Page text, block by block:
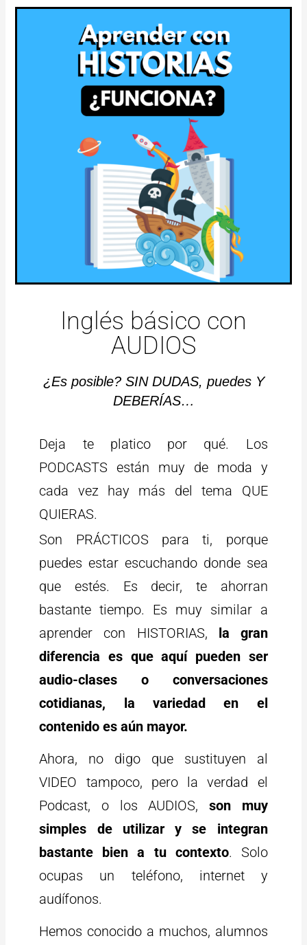
Inglés básico con
AUDIOS
¿Es posible? SIN DUDAS, puedes Y
DEBERÍAS…
Deja te platico por qué. Los
PODCASTS están muy de moda y
cada vez hay más del tema QUE
QUIERAS.
Son PRÁCTICOS para ti, porque
puedes estar escuchando donde sea
que estés. Es decir, te ahorran
bastante tiempo. Es muy similar a
aprender con HISTORIAS, la gran
diferencia es que aquí pueden ser
audio-clases o conversaciones
cotidianas, la variedad en el
contenido es aún mayor.
Ahora, no digo que sustituyen al
VIDEO tampoco, pero la verdad el
Podcast, o los AUDIOS, son muy
simples de utilizar y se integran
bastante bien a tu contexto. Solo
ocupas un teléfono, internet y
audífonos.
Hemos conocido a muchos, alumnos